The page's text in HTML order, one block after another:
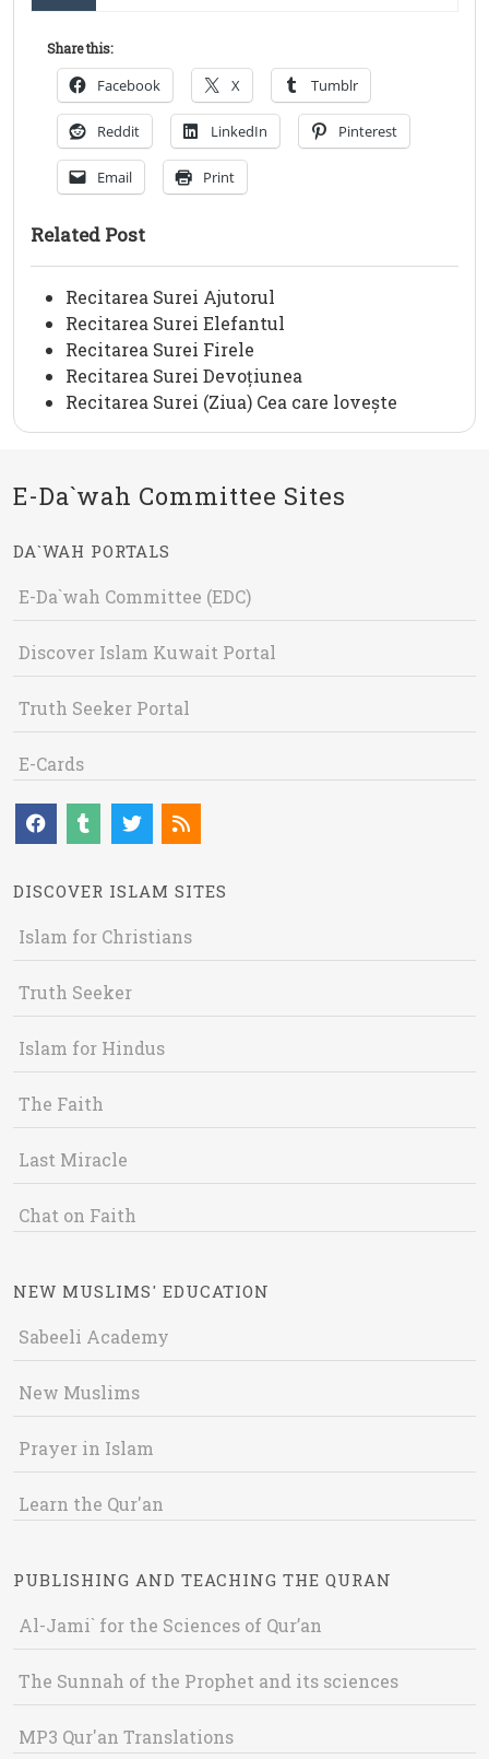
Share this:
Facebook X Tumblr
Reddit LinkedIn Pinterest
Email Print
Related Post
Recitarea Surei Ajutorul
Recitarea Surei Elefantul
Recitarea Surei Firele
Recitarea Surei Devoțiunea
Recitarea Surei (Ziua) Cea care lovește
E-Da`wah Committee Sites
DA`WAH PORTALS
E-Da`wah Committee (EDC)
Discover Islam Kuwait Portal
Truth Seeker Portal
E-Cards
DISCOVER ISLAM SITES
Islam for Christians
Truth Seeker
Islam for Hindus
The Faith
Last Miracle
Chat on Faith
NEW MUSLIMS' EDUCATION
Sabeeli Academy
New Muslims
Prayer in Islam
Learn the Qur'an
PUBLISHING AND TEACHING THE QURAN
Al-Jami` for the Sciences of Qur’an
The Sunnah of the Prophet and its sciences
MP3 Qur'an Translations